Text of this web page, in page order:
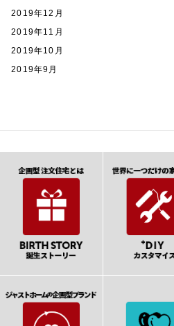
2019年12月
2019年11月
2019年10月
2019年9月